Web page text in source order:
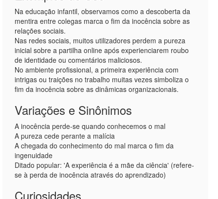
Na educação infantil, observamos como a descoberta da
mentira entre colegas marca o fim da inocência sobre as
relações sociais.
Nas redes sociais, muitos utilizadores perdem a pureza
inicial sobre a partilha online após experienciarem roubo
de identidade ou comentários maliciosos.
No ambiente profissional, a primeira experiência com
intrigas ou traições no trabalho muitas vezes simboliza o
fim da inocência sobre as dinâmicas organizacionais.
Variações e Sinônimos
A inocência perde-se quando conhecemos o mal
A pureza cede perante a malícia
A chegada do conhecimento do mal marca o fim da
ingenuidade
Ditado popular: 'A experiência é a mãe da ciência' (refere-
se à perda de inocência através do aprendizado)
Curiosidades